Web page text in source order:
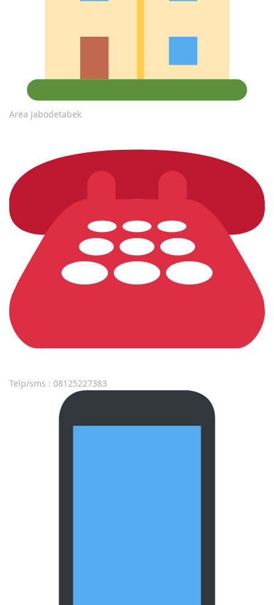
Area Jabodetabek
Telp/sms : 08125227383